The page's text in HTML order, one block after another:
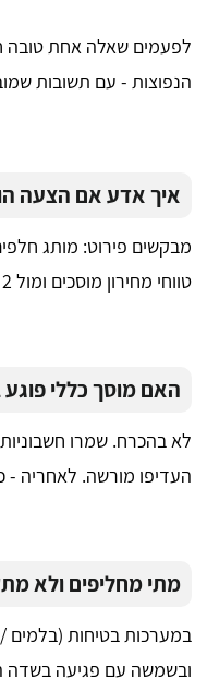
לפעמים שאלה אחת טובה
הנפוצות - עם תשובות
איך אדע אם הצעה
מבקשים פירוט: מותג
טווחי מחירון מוסכים ומול 2 - 3 הצעות נוספות.
האם מוסך כללי
לא בהכרח. שמרו
העדיפו מורשה. לאחריה -
מתי מחליפים ולא
במערכות בטיחות (בלמים
ובשמשה עם פגיעה בשדה